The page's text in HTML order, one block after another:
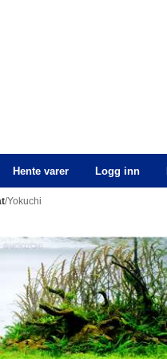
Hente varer Logg inn
/Yokuchi